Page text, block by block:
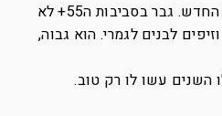
בכל מקרה, איתן הוא המורה החדש. גבר בסביבות ה55+ לא
לבנים לגמרי. הוא גבוה,
השנים עשו לו רק טוב.